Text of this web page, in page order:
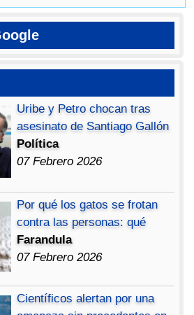
Uribe y Petro chocan tras
asesinato de Santiago Gallón
Política
07 Febrero 2026
Por qué los gatos se frotan
contra las personas: qué
Farandula
07 Febrero 2026
Científicos alertan por una